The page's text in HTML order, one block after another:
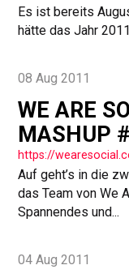
Es ist bereits
hätte das Jahr
08 Aug 2011
WE ARE
MASHUP
Auf geht’s in die
das Team von We
Spannendes und...
04 Aug 2011